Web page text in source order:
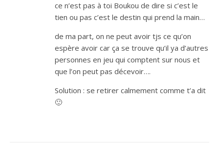
ce n’est pas à toi Boukou de dire si c’est le
tien ou pas c’est le destin qui prend la main…
de ma part, on ne peut avoir tjs ce qu’on
espère avoir car ça se trouve qu’il ya d’autres
personnes en jeu qui comptent sur nous et
que l’on peut pas décevoir….
Solution : se retirer calmement comme t’a dit
🙂